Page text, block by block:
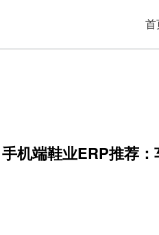
首
手机端鞋业ERP推荐